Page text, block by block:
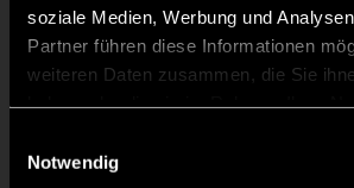
soziale Medien, Werbung und
Partner führen diese Informationen
weiteren Daten zusammen, die Sie
Notwendig
TOR 0:1, FELDTOR